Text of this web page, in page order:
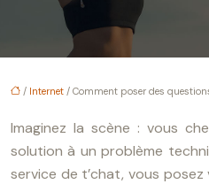
/ Internet / Comment poser des
Imaginez la scène : vous
solution à un problème
service de t’chat, vous